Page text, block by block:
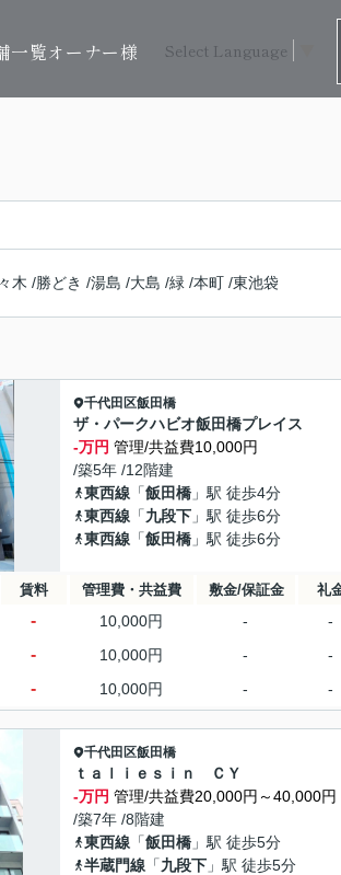
一覧オーナー様 Select Language
木 /勝どき /湯島 /大島 /緑 /本町 /東池袋
千代田区飯田橋
ザ・パークハビオ飯田橋プレイス
-万円 管理/共益費10,000円
/築5年 /12階建
東西線 「飯田橋 」駅 徒歩4分
東西線 「九段下 」駅 徒歩6分
東西線 「飯田橋 」駅 徒歩6分
賃料 管理費・共益費 敷金/保証金 礼
- 10,000円 - -
- 10,000円 - -
- 10,000円 - -
千代田区飯田橋
ｔａｌｉｅｓｉｎ ＣＹ
-万円 管理/共益費20,000円～40,000円
/築7年 /8階建
東西線 「飯田橋 」駅 徒歩5分
半蔵門線 「九段下 」駅 徒歩5分